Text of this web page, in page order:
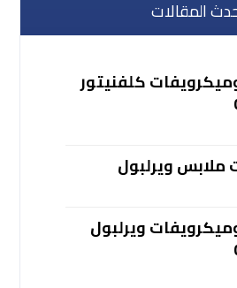
المقالات
كلفنيتور
ملابس ويرلبول
ويرلبول